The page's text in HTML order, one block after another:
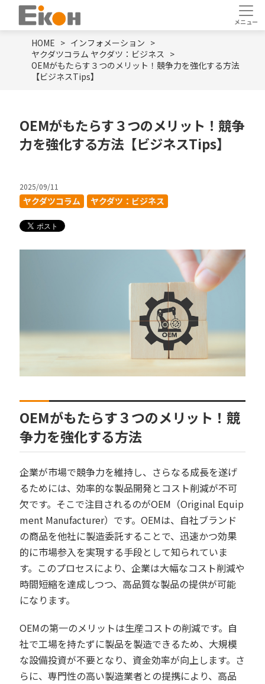
HOME
インフォメーション
ヤクダツコラム ヤクダツ：ビジネス
OEMがもたらす３つのメリット！競争力を強化する方法
【ビジネスTips】
OEMがもたらす３つのメリット！競争
力を強化する方法【ビジネスTips】
2025/09/11
ヤクダツコラム ヤクダツ：ビジネス
OEMがもたらす３つのメリット！競
争力を強化する方法
企業が市場で競争力を維持し、さらなる成長を遂げ
るためには、効率的な製品開発とコスト削減が不可
欠です。そこで注目されるのがOEM（Original Equip
ment Manufacturer）です。OEMは、自社ブランド
の商品を他社に製造委託することで、迅速かつ効果
的に市場参入を実現する手段として知られていま
す。このプロセスにより、企業は大幅なコスト削減や
時間短縮を達成しつつ、高品質な製品の提供が可能
になります。
OEMの第一のメリットは生産コストの削減です。自
社で工場を持たずに製品を製造できるため、大規模
な設備投資が不要となり、資金効率が向上します。さ
らに、専門性の高い製造業者との提携により、高品